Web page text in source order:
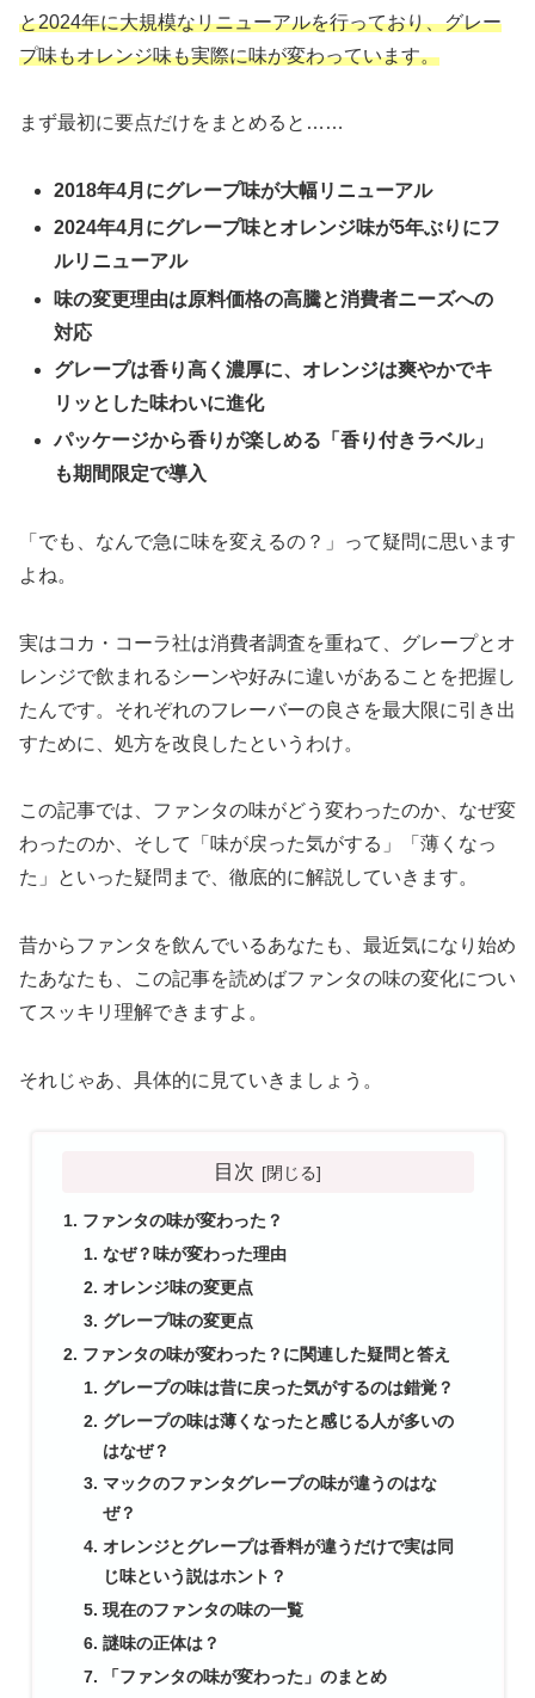
と2024年に大規模なリニューアルを行っており、グレー
プ味もオレンジ味も実際に味が変わっています。
まず最初に要点だけをまとめると……
2018年4月にグレープ味が大幅リニューアル
2024年4月にグレープ味とオレンジ味が5年ぶりにフ
ルリニューアル
味の変更理由は原料価格の高騰と消費者ニーズへの
対応
グレープは香り高く濃厚に、オレンジは爽やかでキ
リッとした味わいに進化
パッケージから香りが楽しめる「香り付きラベル」
も期間限定で導入
「でも、なんで急に味を変えるの？」って疑問に思います
よね。
実はコカ・コーラ社は消費者調査を重ねて、グレープとオ
レンジで飲まれるシーンや好みに違いがあることを把握し
たんです。それぞれのフレーバーの良さを最大限に引き出
すために、処方を改良したというわけ。
この記事では、ファンタの味がどう変わったのか、なぜ変
わったのか、そして「味が戻った気がする」「薄くなっ
た」といった疑問まで、徹底的に解説していきます。
昔からファンタを飲んでいるあなたも、最近気になり始め
たあなたも、この記事を読めばファンタの味の変化につい
てスッキリ理解できますよ。
それじゃあ、具体的に見ていきましょう。
目次
ファンタの味が変わった？
なぜ？味が変わった理由
オレンジ味の変更点
グレープ味の変更点
ファンタの味が変わった？に関連した疑問と答え
グレープの味は昔に戻った気がするのは錯覚？
グレープの味は薄くなったと感じる人が多いの
はなぜ？
マックのファンタグレープの味が違うのはな
ぜ？
オレンジとグレープは香料が違うだけで実は同
じ味という説はホント？
現在のファンタの味の一覧
謎味の正体は？
「ファンタの味が変わった」のまとめ